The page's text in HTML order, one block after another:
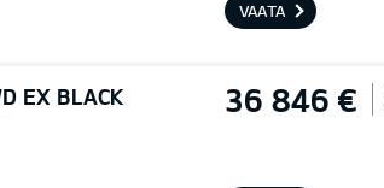
VAATA
EX BLACK
36 846 €